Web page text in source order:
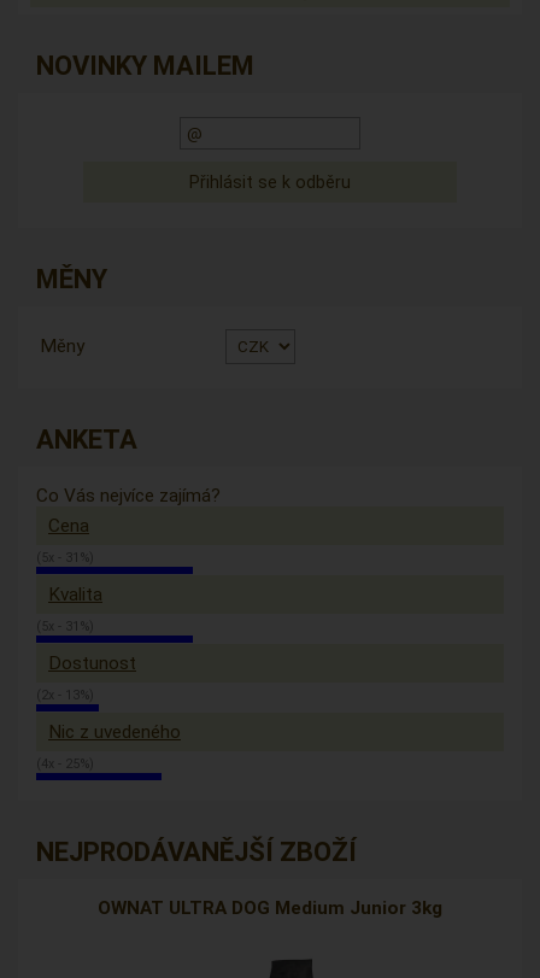
NOVINKY MAILEM
MĚNY
Měny
ANKETA
Co Vás nejvíce zajímá?
Cena
(5x - 31%)
Kvalita
(5x - 31%)
Dostunost
(2x - 13%)
Nic z uvedeného
(4x - 25%)
NEJPRODÁVANĚJŠÍ ZBOŽÍ
OWNAT ULTRA DOG Medium Junior 3kg